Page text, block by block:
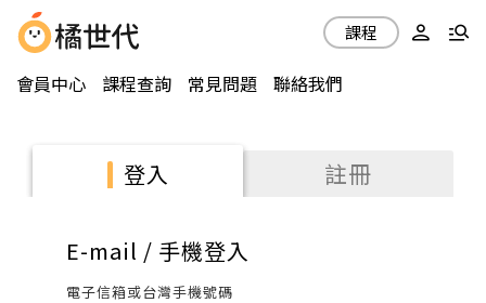
會員中心 課程查詢 常見問題 聯絡我們
課程
登入 註冊
E-mail / 手機登入
電子信箱或台灣手機號碼